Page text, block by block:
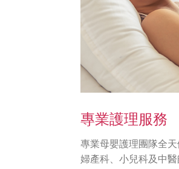
專業護理服務
專業母嬰護理團隊全天
婦產科、小兒科及中